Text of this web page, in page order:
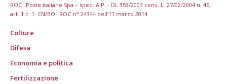
ROC "Poste italiane Spa – sped. A.P. - DL 353/2003 conv. L. 27/02/2004 n. 46,
art. 1 c. 1: CN/BO" ROC n° 24344 dell’11 marzo 2014
Colture
Difesa
Economia e politica
Fertilizzazione